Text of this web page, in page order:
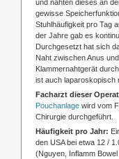
und nähten dieses an
gewisse
Stuhlhäufigkeit pro Tag
der Jahre gab es
Durchgesetzt hat sich
Naht zwischen Anus
Klammernahtgerät
ist auch laparoskopisch
Facharzt dieser
Pouchanlage wird vom
Chirurgie durchgeführt.
Häufigkeit pro Jahr:
den USA bei etwa 12 /
(Nguyen, Inflamm